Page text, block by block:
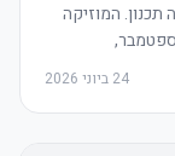
המוזיקה
בדיוק כמה עולה, מאיפה
24 ביוני 2026